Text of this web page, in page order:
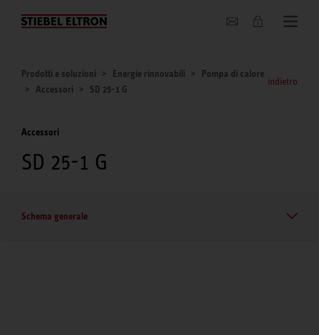
Chi siamo
Prodotti e soluzioni Energie rinnovabili
Pompa di calore
Accessori
SD 25-1 G
indietro
Accessori
SD 25-1 G
Schema generale